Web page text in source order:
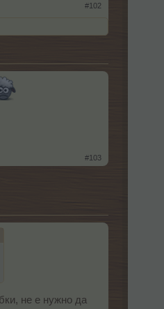
#102
#103
не е нужно да